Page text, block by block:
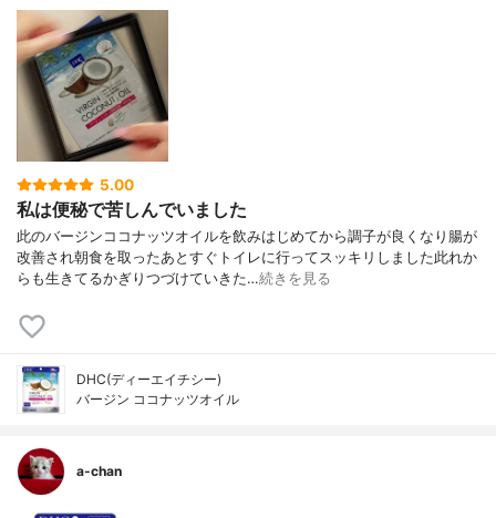
5.00
私は便秘で苦しんでいました
此のバージンココナッツオイルを飲みはじめてから調子が良くなり腸が
改善され朝食を取ったあとすぐトイレに行ってスッキリしました此れか
らも生きてるかぎりつづけていきた…続きを見る
DHC(ディーエイチシー)
バージン ココナッツオイル
a-chan